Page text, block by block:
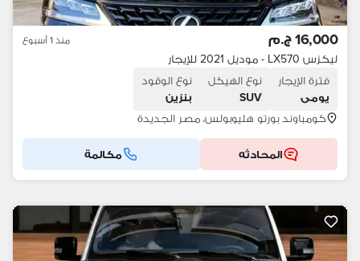
16,000 ج.م منذ 1 أسبوع
ليكزس LX570 - موديل 2021 للإيجار
فترة الإيجار
يومى
نوع الهيكل
SUV
نوع الوقود
بنزين
كومباوند بورتو هليوبولس، مصر الجديدة
المحادثه مكالمة